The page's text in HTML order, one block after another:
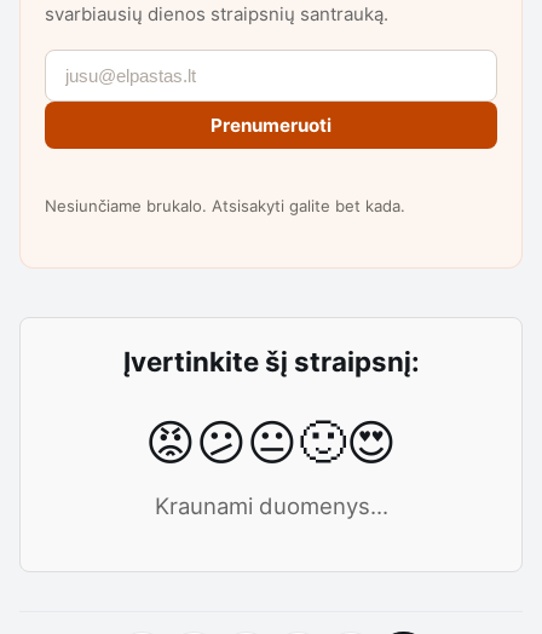
svarbiausių dienos straipsnių santrauką.
Prenumeruoti
Nesiunčiame brukalo. Atsisakyti galite bet kada.
Įvertinkite šį straipsnį:
😡😕😐🙂😍
Kraunami duomenys...